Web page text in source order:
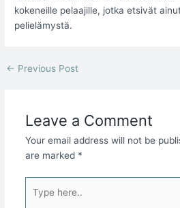
kokeneille pelaajille, jotka etsivät
pelielämystä.
← Previous Post
Leave a Comment
Your email address will not be
are marked *
here..